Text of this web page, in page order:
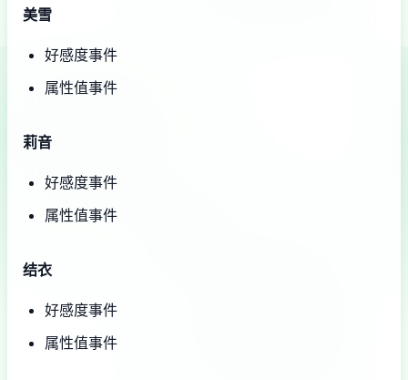
美雪
好感度事件
属性值事件
莉音
好感度事件
属性值事件
结衣
好感度事件
属性值事件